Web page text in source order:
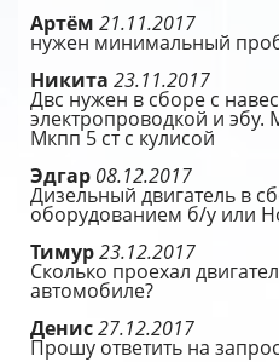
Артём 21.11.2017
нужен минимальный
Никита 23.11.2017
Двс нужен в сборе с
электропроводкой и
Мкпп 5 ст с кулисой
Эдгар 08.12.2017
Дизельный двигатель в
оборудованием б/у или
Тимур23.12.2017
Сколько проехал
автомобиле?
Денис27.12.2017
Прошу ответить на запрос